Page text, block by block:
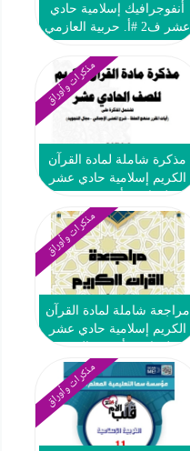
أنفوجرافيك إسلامية حادي
عشر ف2 #أ. حربية العازمي
مذكرات وأوراق
مذكرة شاملة لمادة القرآن
الكريم إسلامية حادي عشر
2024-2025
مذكرات وأوراق
مراجعة شاملة لمادة القرآن
الكريم إسلامية حادي عشر
2024-2025
مذكرات وأوراق